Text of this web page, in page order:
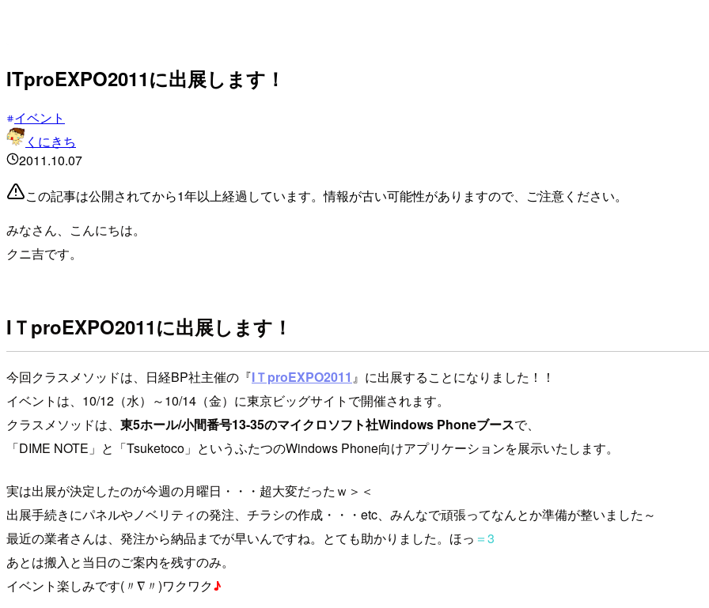
ITproEXPO2011に出展します！
イベント
くにきち
2011.10.07
この記事は公開されてから1年以上経過しています。情報が古い可能性がありますので、ご注意ください。
みなさん、こんにちは。
クニ吉です。
IＴproEXPO2011に出展します！
今回クラスメソッドは、日経BP社主催の『IＴproEXPO2011 』に出展することになりました！！
イベントは、10/12（水）～10/14（金）に東京ビッグサイトで開催されます。
クラスメソッドは、 東5ホール/小間番号13-35のマイクロソフト社Windows Phoneブースで、
「DIME NOTE」と「Tsuketoco」というふたつのWindows Phone向けアプリケーションを展示いたします。
実は出展が決定したのが今週の月曜日・・・超大変だったｗ＞＜
出展手続きにパネルやノベリティの発注、チラシの作成・・・etc、みんなで頑張ってなんとか準備が整いました～
最近の業者さんは、発注から納品までが早いんですね。とても助かりました。ほっ ＝3
あとは搬入と当日のご案内を残すのみ。
イベント楽しみです(〃∇〃)ワクワク♪